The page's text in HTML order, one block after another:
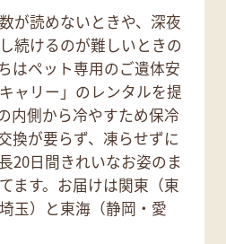
が読めないときや、深夜
続けるのが難しいときの
はペット専用のご遺体安
ャリー」のレンタルを提
内側から冷やすため保冷
換が要らず、凍らせずに
20日間きれいなお姿のま
ます。お届けは関東（東
玉）と東海（静岡・愛